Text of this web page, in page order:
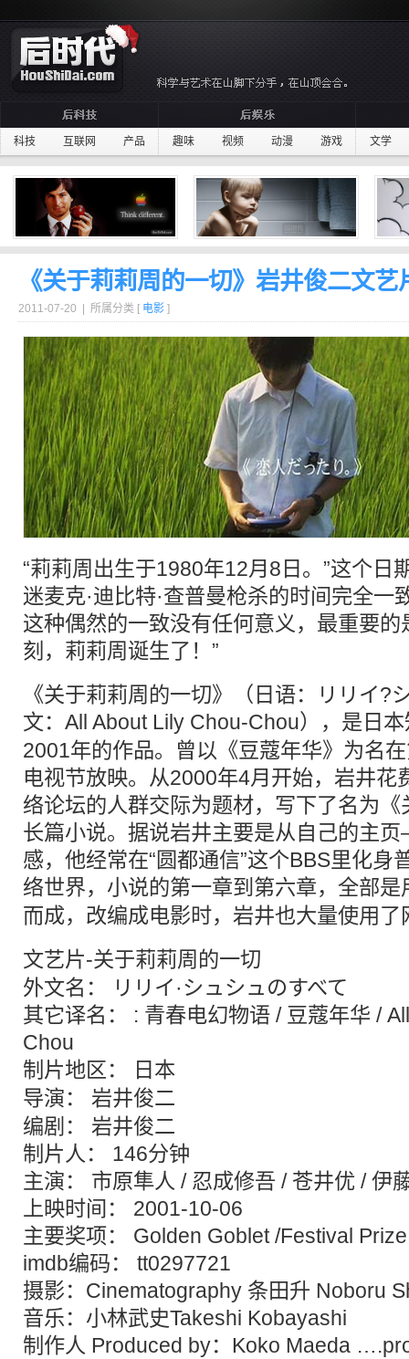
科技 互联网 产品 趣味 视频 动漫 游戏 文学
《关于莉莉周的一切》岩井俊二文艺
2011-07-20 | 所属分类 [ 电影 ]
“莉莉周出生于1980年12月8日。”这个日
迷麦克·迪比特·查普曼枪杀的时间完全一
这种偶然的一致没有任何意义，最重要
刻，莉莉周诞生了！”
《关于莉莉周的一切》（日语：リリイ?
文：All About Lily Chou-Chou），是 日本
2001年的作品。曾以《豆蔻年华》为名
电视节放映。从2000年4月开始，岩井花
络论坛的人群交际为题材，写下了名为
长篇小说。据说岩井主要是从自己的主
感，他经常在“圆都通信”这个BBS里化身
络世界，小说的第一章到第六章，全部是
而成，改编成电影时，岩井也大量使用
文艺片-关于莉莉周的一切
外文名： リリイ·シュシュのすべて
其它译名： : 青春电幻物语 / 豆蔻年华 /
Chou
制片地区：
日本
导演： 岩井俊二
编剧： 岩井俊二
制片人： 146分钟
主演： 市原隼人 / 忍成修吾 / 苍井优 / 伊
上映时间： 2001-10-06
主要奖项： Golden Goblet /Festival Prize
imdb编码： tt0297721
摄影：Cinematography 条田升 Noboru
音乐：小林武史Takeshi Kobayashi
制作人 Produced by：Koko Maeda